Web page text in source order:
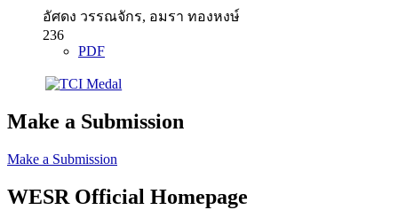
อัศดง วรรณจักร, อมรา ทองหงษ์
236
PDF
Make a Submission
Make a Submission
WESR Official Homepage